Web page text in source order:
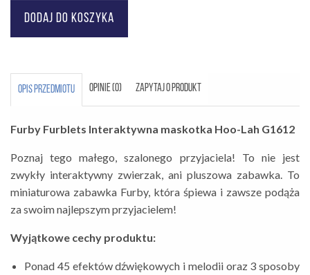
OPIS PRZEDMIOTU OPINIE (0) ZAPYTAJ O PRODUKT
Furby Furblets Interaktywna maskotka Hoo-Lah G1612
Poznaj tego małego, szalonego przyjaciela! To nie jest
zwykły interaktywny zwierzak, ani pluszowa zabawka. To
miniaturowa zabawka Furby, która śpiewa i zawsze podąża
za swoim najlepszym przyjacielem!
Wyjątkowe cechy produktu:
Ponad 45 efektów dźwiękowych i melodii oraz 3 sposoby